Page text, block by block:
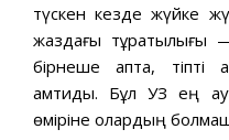
түскен кезде жүйке
жаздағы тұрақтылығы
бірнеше апта, тіпті
қамтиды. Бұл УЗ ең
өміріне олардың